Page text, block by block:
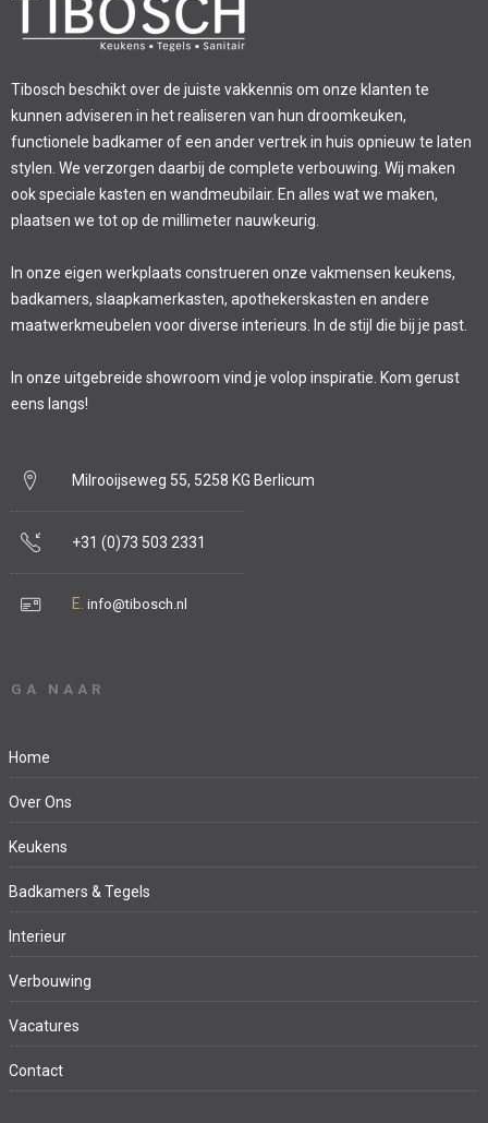
Tibosch beschikt over de juiste vakkennis om onze klanten te
kunnen adviseren in het realiseren van hun droomkeuken,
functionele badkamer of een ander vertrek in huis opnieuw te laten
stylen. We verzorgen daarbij de complete verbouwing. Wij maken
ook speciale kasten en wandmeubilair. En alles wat we maken,
plaatsen we tot op de millimeter nauwkeurig.
In onze eigen werkplaats construeren onze vakmensen keukens,
badkamers, slaapkamerkasten, apothekerskasten en andere
maatwerkmeubelen voor diverse interieurs. In de stijl die bij je past.
In onze uitgebreide showroom vind je volop inspiratie. Kom gerust
eens langs!
Milrooijseweg 55, 5258 KG Berlicum
+31 (0)73 503 2331
E. info@tibosch.nl
GA NAAR
Home
Over Ons
Keukens
Badkamers & Tegels
Interieur
Verbouwing
Vacatures
Contact